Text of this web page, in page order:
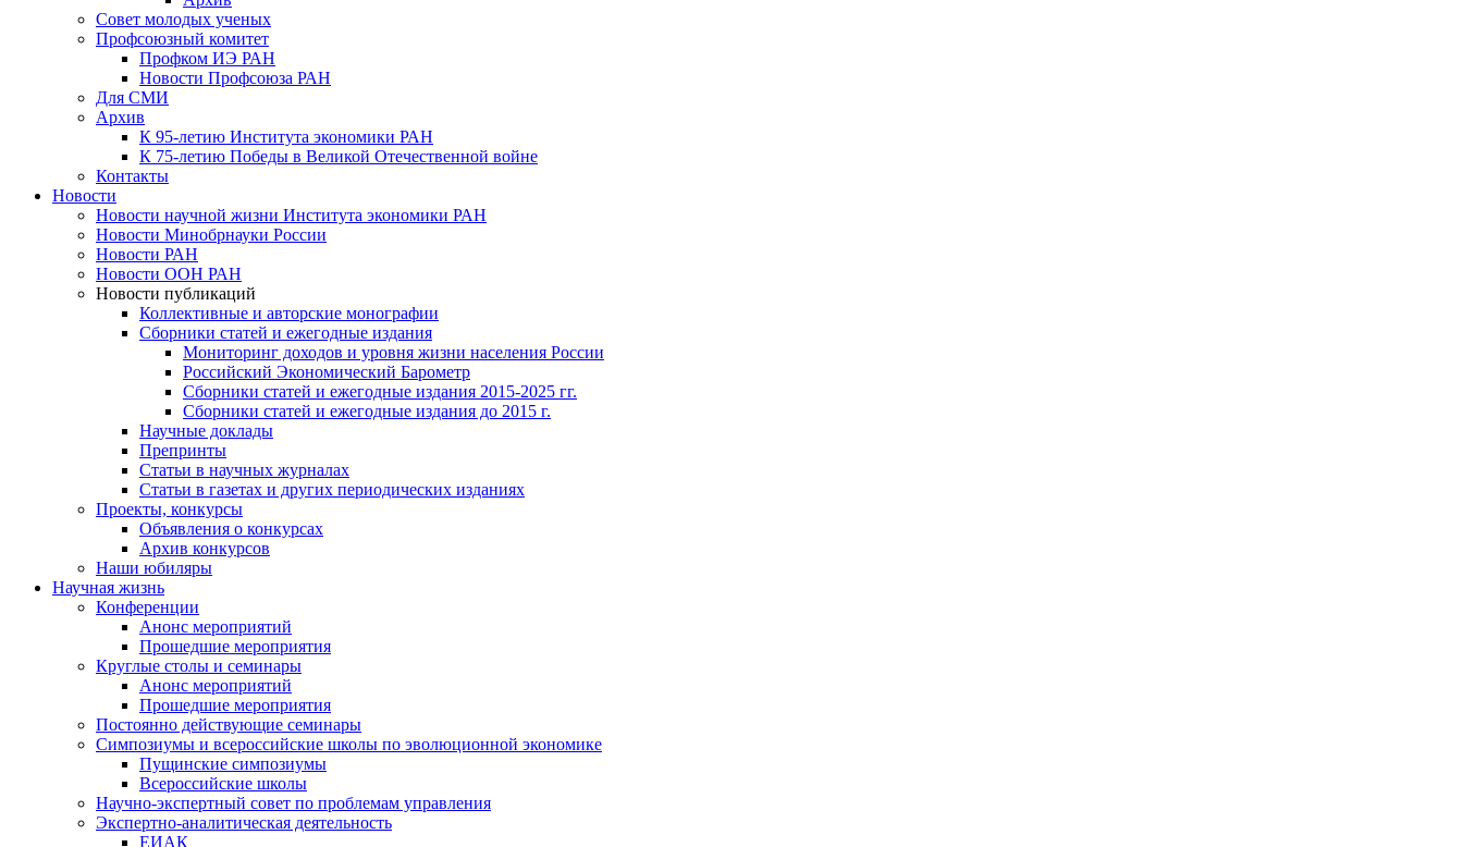
Совет молодых ученых
Профсоюзный комитет
Профком ИЭ РАН
Новости Профсоюза РАН
Для СМИ
Архив
К 95-летию Института экономики РАН
К 75-летию Победы в Великой Отечественной войне
Контакты
Новости
Новости научной жизни Института экономики РАН
Новости Минобрнауки России
Новости РАН
Новости ООН РАН
Новости публикаций
Коллективные и авторские монографии
Сборники статей и ежегодные издания
Мониторинг доходов и уровня жизни населения России
Российский Экономический Барометр
Сборники статей и ежегодные издания 2015-2025 гг.
Сборники статей и ежегодные издания до 2015 г.
Научные доклады
Препринты
Статьи в научных журналах
Статьи в газетах и других периодических изданиях
Проекты, конкурсы
Объявления о конкурсах
Архив конкурсов
Наши юбиляры
Научная жизнь
Конференции
Анонс мероприятий
Прошедшие мероприятия
Круглые столы и семинары
Анонс мероприятий
Прошедшие мероприятия
Постоянно действующие семинары
Симпозиумы и всероссийские школы по эволюционной экономике
Пущинские симпозиумы
Всероссийские школы
Научно-экспертный совет по проблемам управления
Экспертно-аналитическая деятельность
ЕИАК